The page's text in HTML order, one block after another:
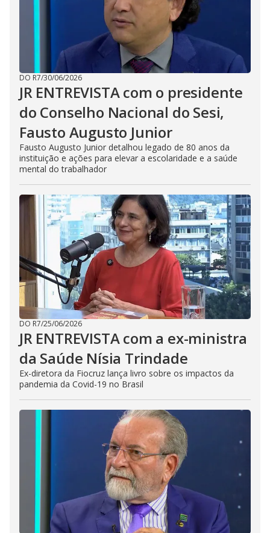
DO R7/30/06/2026
JR ENTREVISTA com o presidente
do Conselho Nacional do Sesi,
Fausto Augusto Junior
Fausto Augusto Junior detalhou legado de 80 anos da
instituição e ações para elevar a escolaridade e a saúde
mental do trabalhador
DO R7/25/06/2026
JR ENTREVISTA com a ex-ministra
da Saúde Nísia Trindade
Ex-diretora da Fiocruz lança livro sobre os impactos da
pandemia da Covid-19 no Brasil